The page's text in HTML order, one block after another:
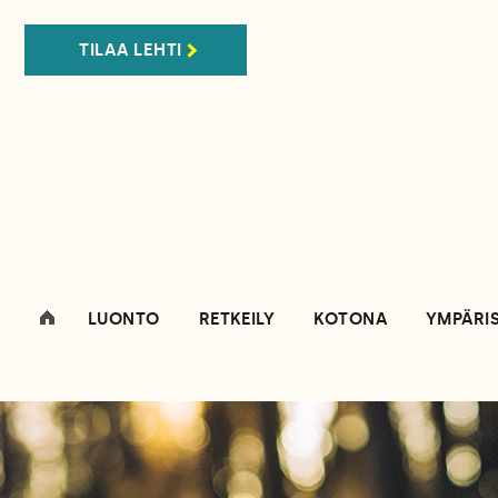
TILAA LEHTI
LUONTO RETKEILY KOTONA